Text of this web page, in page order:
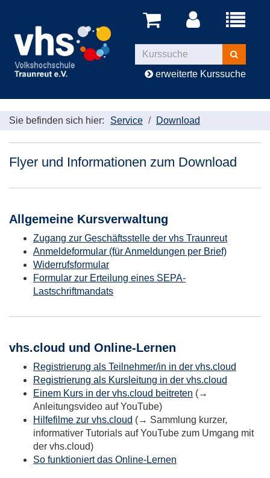
Menü
Kurse
suchen
erweiterte Kurssuche
Sie befinden sich hier: Service Download
Flyer und Informationen zum Download
Allgemeine Kursverwaltung
Zugang zur Geschäftsstelle der vhs Traunreut
Anmeldeformular (für Anmeldungen per Brief)
Widerrufsformular
Formular zur Erteilung eines SEPA-
Lastschriftmandats
vhs.cloud und Online-Lernen
Registrierung als Teilnehmer/in in der vhs.cloud
Registrierung als Kursleitung in der vhs.cloud
Einem Kurs in der vhs.cloud beitreten (→
Anleitungsvideo auf YouTube)
Hilfefilme zur vhs.cloud (→ Sammlung kurzer,
informativer Tutorials auf YouTube zum Umgang mit
der vhs.cloud)
So funktioniert das Online-Lernen